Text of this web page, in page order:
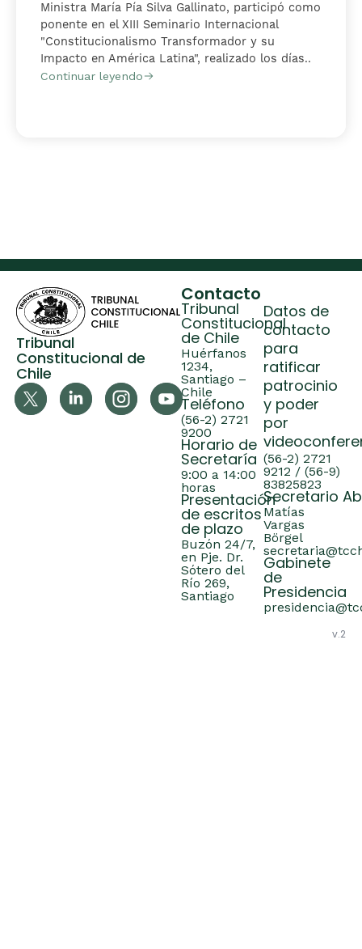
Ministra María Pía Silva Gallinato, participó como
ponente en el XIII Seminario Internacional
"Constitucionalismo Transformador y su
Impacto en América Latina", realizado los días..
Continuar leyendo
Tribunal
Constitucional de
Chile
Contacto
Tribunal
Constitucional
de Chile
Huérfanos
1234,
Santiago –
Chile
Teléfono
(56-2) 2721
9200
Horario de
Secretaría
9:00 a 14:00
horas
Presentación
de escritos
de plazo
Buzón 24/7,
en Pje. Dr.
Sótero del
Río 269,
Santiago
Datos de
contacto
para
ratificar
patrocinio
y poder
por
(56-2) 2721
9212 / (56-9)
83825823
Secretario
Matías
Vargas
Börgel
Gabinete
de
Presidencia
v.2